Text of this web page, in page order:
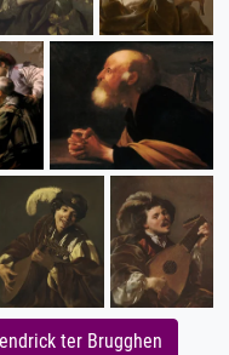
ter Brugghen